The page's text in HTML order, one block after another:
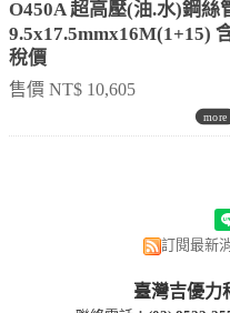
F330B 橡膠(泡沫)水管(3分